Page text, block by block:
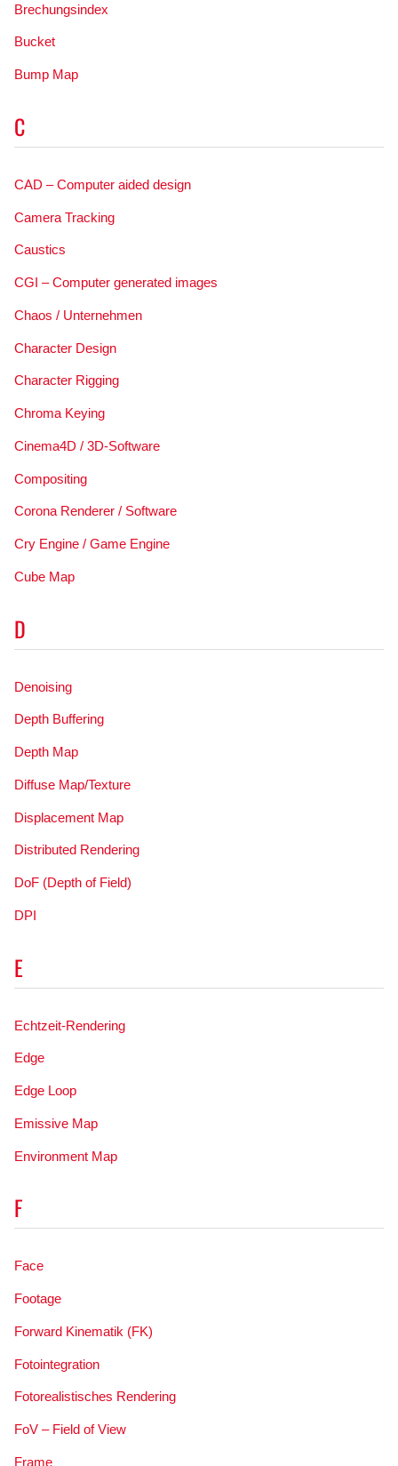
Brechungsindex
Bucket
Bump Map
C
CAD – Computer aided design
Camera Tracking
Caustics
CGI – Computer generated images
Chaos / Unternehmen
Character Design
Character Rigging
Chroma Keying
Cinema4D / 3D-Software
Compositing
Corona Renderer / Software
Cry Engine / Game Engine
Cube Map
D
Denoising
Depth Buffering
Depth Map
Diffuse Map/Texture
Displacement Map
Distributed Rendering
DoF (Depth of Field)
DPI
E
Echtzeit-Rendering
Edge
Edge Loop
Emissive Map
Environment Map
F
Face
Footage
Forward Kinematik (FK)
Fotointegration
Fotorealistisches Rendering
FoV – Field of View
Frame